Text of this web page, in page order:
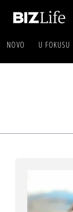
NOVO U FOKUSU